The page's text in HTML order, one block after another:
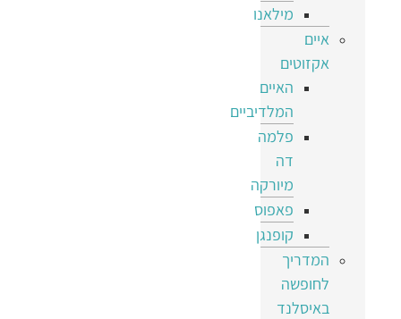
מילאנו
איים
אקזוטים
האיים
המלדיביים
פלמה
דה
מיורקה
פאפוס
קופנגן
המדריך
לחופשה
באיסלנד